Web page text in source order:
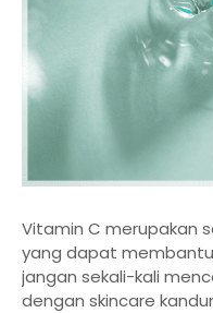
Vitamin C merupakan
yang dapat
jangan sekali-kali
dengan skincare